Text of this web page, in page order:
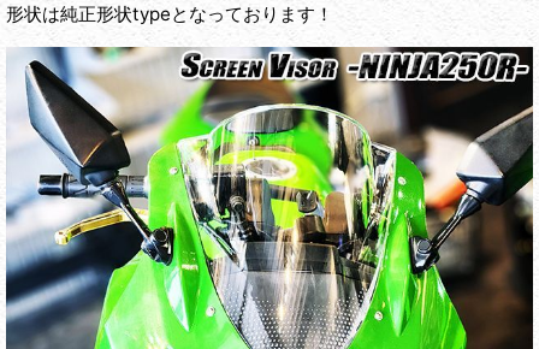
形状は純正形状typeとなっております！